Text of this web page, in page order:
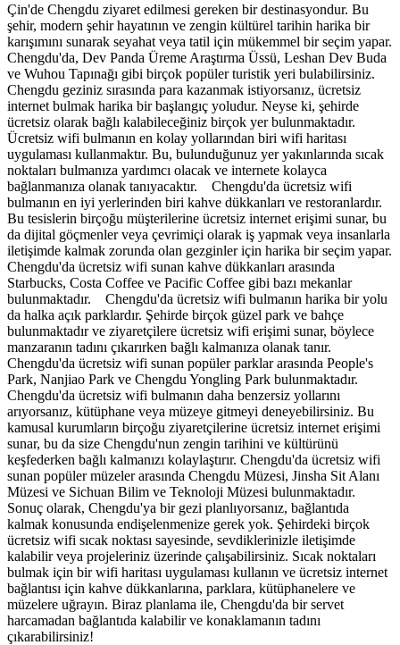
Çin'de Chengdu ziyaret edilmesi gereken bir destinasyondur. Bu
şehir, modern şehir hayatının ve zengin kültürel tarihin harika bir
karışımını sunarak seyahat veya tatil için mükemmel bir seçim yapar.
Chengdu'da, Dev Panda Üreme Araştırma Üssü, Leshan Dev Buda
ve Wuhou Tapınağı gibi birçok popüler turistik yeri bulabilirsiniz.
Chengdu geziniz sırasında para kazanmak istiyorsanız, ücretsiz
internet bulmak harika bir başlangıç ​​yoludur. Neyse ki, şehirde
ücretsiz olarak bağlı kalabileceğiniz birçok yer bulunmaktadır.
Ücretsiz wifi bulmanın en kolay yollarından biri wifi haritası
uygulaması kullanmaktır. Bu, bulunduğunuz yer yakınlarında sıcak
noktaları bulmanıza yardımcı olacak ve internete kolayca
bağlanmanıza olanak tanıyacaktır. Chengdu'da ücretsiz wifi
bulmanın en iyi yerlerinden biri kahve dükkanları ve restoranlardır.
Bu tesislerin birçoğu müşterilerine ücretsiz internet erişimi sunar, bu
da dijital göçmenler veya çevrimiçi olarak iş yapmak veya insanlarla
iletişimde kalmak zorunda olan gezginler için harika bir seçim yapar.
Chengdu'da ücretsiz wifi sunan kahve dükkanları arasında
Starbucks, Costa Coffee ve Pacific Coffee gibi bazı mekanlar
bulunmaktadır. Chengdu'da ücretsiz wifi bulmanın harika bir yolu
da halka açık parklardır. Şehirde birçok güzel park ve bahçe
bulunmaktadır ve ziyaretçilere ücretsiz wifi erişimi sunar, böylece
manzaranın tadını çıkarırken bağlı kalmanıza olanak tanır.
Chengdu'da ücretsiz wifi sunan popüler parklar arasında People's
Park, Nanjiao Park ve Chengdu Yongling Park bulunmaktadır.
Chengdu'da ücretsiz wifi bulmanın daha benzersiz yollarını
arıyorsanız, kütüphane veya müzeye gitmeyi deneyebilirsiniz. Bu
kamusal kurumların birçoğu ziyaretçilerine ücretsiz internet erişimi
sunar, bu da size Chengdu'nun zengin tarihini ve kültürünü
keşfederken bağlı kalmanızı kolaylaştırır. Chengdu'da ücretsiz wifi
sunan popüler müzeler arasında Chengdu Müzesi, Jinsha Sit Alanı
Müzesi ve Sichuan Bilim ve Teknoloji Müzesi bulunmaktadır.
Sonuç olarak, Chengdu'ya bir gezi planlıyorsanız, bağlantıda
kalmak konusunda endişelenmenize gerek yok. Şehirdeki birçok
ücretsiz wifi sıcak noktası sayesinde, sevdiklerinizle iletişimde
kalabilir veya projeleriniz üzerinde çalışabilirsiniz. Sıcak noktaları
bulmak için bir wifi haritası uygulaması kullanın ve ücretsiz internet
bağlantısı için kahve dükkanlarına, parklara, kütüphanelere ve
müzelere uğrayın. Biraz planlama ile, Chengdu'da bir servet
harcamadan bağlantıda kalabilir ve konaklamanın tadını
çıkarabilirsiniz!